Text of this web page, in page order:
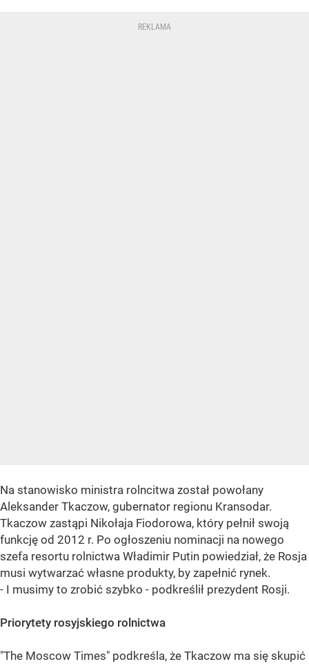
Na stanowisko ministra rolncitwa został powołany
Aleksander Tkaczow, gubernator regionu Kransodar.
Tkaczow zastąpi Nikołaja Fiodorowa, który pełnił swoją
funkcję od 2012 r. Po ogłoszeniu nominacji na nowego
szefa resortu rolnictwa Władimir Putin powiedział, że Rosja
musi wytwarzać własne produkty, by zapełnić rynek.
- I musimy to zrobić szybko - podkreślił prezydent Rosji.
Priorytety rosyjskiego rolnictwa
"The Moscow Times" podkreśla, że Tkaczow ma się skupić